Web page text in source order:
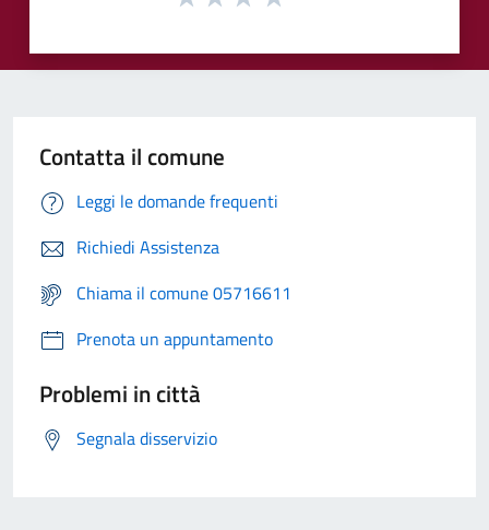
Contatta il comune
Leggi le domande frequenti
Richiedi Assistenza
Chiama il comune 05716611
Prenota un appuntamento
Problemi in città
Segnala disservizio